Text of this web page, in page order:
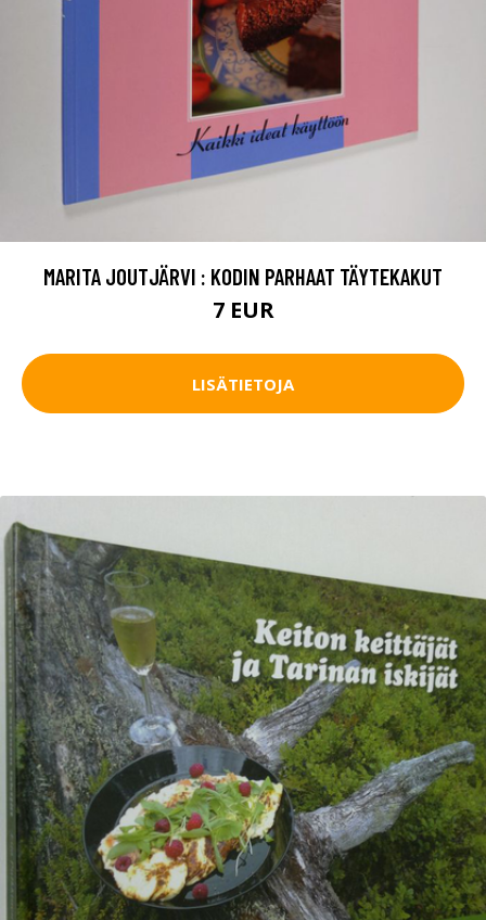
MARITA JOUTJÄRVI : KODIN PARHAAT TÄYTEKAKUT
7 EUR
LISÄTIETOJA